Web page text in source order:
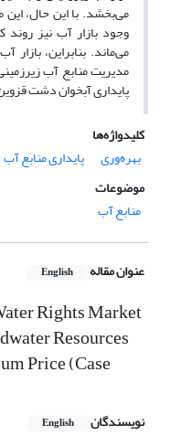
می‌بخشد. با این حال،
وجود بازار آب نیز روند
می‌ماند. بنابراین،
مدیریت منابع آب
پایداری آبخوان دشت
کلیدواژه‌ها
بهره‌وری
پایداری منابع آب
موضوعات
منابع آب
عنوان مقاله English
Rights Market
Resources
Price (Case
نویسندگان English